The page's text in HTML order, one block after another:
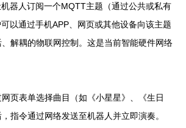
机器人订阅一个MQTT主题（通过公共或私有
以通过手机APP、网页或其他设备向该主题
解耦的物联网控制。这是当前智能硬件网络
网页表单选择曲目（如《小星星》、《生日
指令通过网络发送至机器人并立即演奏。